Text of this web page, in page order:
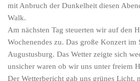
mit Anbruch der Dunkelheit diesen
Walk.
Am nächsten Tag steuerten wir auf den
Wochenendes zu. Das große Konzert im
Augustusburg. Das Wetter zeigte sich
unsicher waren ob wir uns unter freiem
Der Wetterbericht gab uns grünes Licht,